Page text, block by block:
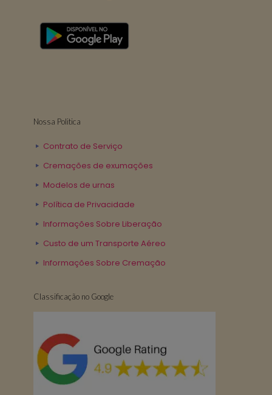
Nossa Politica
Contrato de Serviço
Cremações de exumações
Modelos de urnas
Política de Privacidade
Informações Sobre Liberação
Custo de um Transporte Aéreo
Informações Sobre Cremação
Classificação no Google